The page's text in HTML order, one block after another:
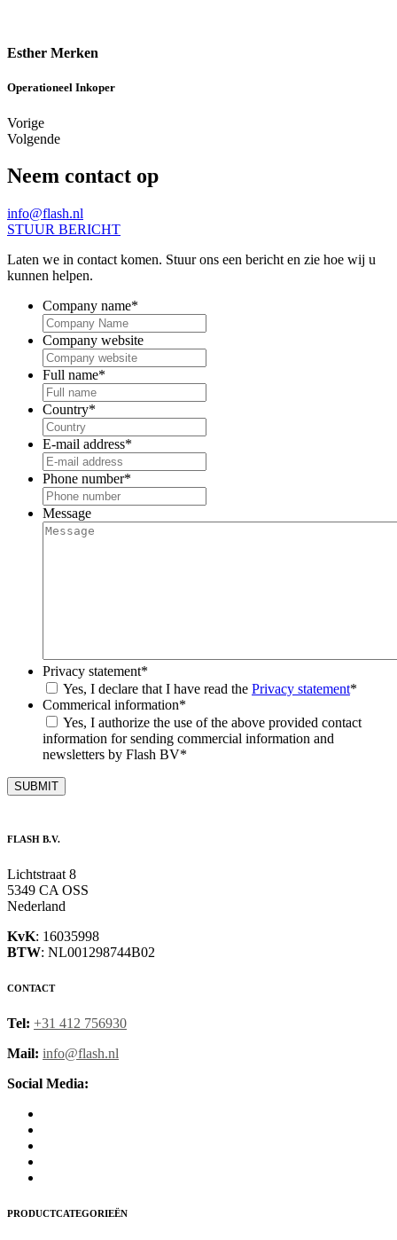
Esther Merken
Operationeel Inkoper
Vorige
Volgende
Neem contact op
info@flash.nl
STUUR BERICHT
Laten we in contact komen. Stuur ons een bericht en zie hoe wij u
kunnen helpen.
Company name*
Company website
Full name*
Country*
E-mail address*
Phone number*
Message
Privacy statement*
Yes, I declare that I have read the Privacy statement*
Commerical information*
Yes, I authorize the use of the above provided contact
information for sending commercial information and
newsletters by Flash BV*
FLASH B.V.
Lichtstraat 8
5349 CA OSS
Nederland
KvK: 16035998
BTW: NL001298744B02
CONTACT
Tel: +31 412 756930
Mail: info@flash.nl
Social Media:
PRODUCTCATEGORIEËN